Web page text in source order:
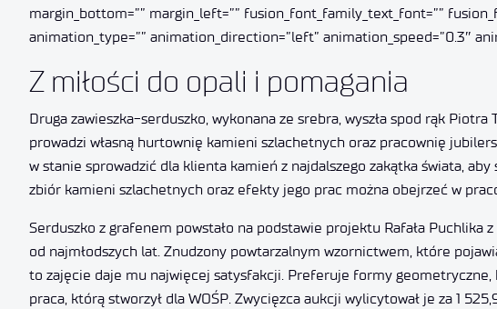
margin_bottom=”” margin_left=”” fusion_font_family_text_font=””
animation_type=”” animation_direction=”left” animation_speed=”0.3″
Z miłości do opali i pomagania
Druga zawieszka-serduszko, wykonana ze srebra, wyszła spod rąk
prowadzi własną hurtownię kamieni szlachetnych oraz pracownię
w stanie sprowadzić dla klienta kamień z najdalszego zakątka świata,
zbiór kamieni szlachetnych oraz efekty jego prac można obejrzeć w
Serduszko z grafenem powstało na podstawie projektu Rafała Puchlika
od najmłodszych lat. Znudzony powtarzalnym wzornictwem, które
to zajęcie daje mu najwięcej satysfakcji. Preferuje formy
praca, którą stworzył dla WOŚP. Zwycięzca aukcji wylicytował je za 1